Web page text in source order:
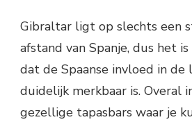
Gibraltar ligt op slechts een
afstand van Spanje, dus het
dat de Spaanse invloed in de
duidelijk merkbaar is. Overal
gezellige tapasbars waar je